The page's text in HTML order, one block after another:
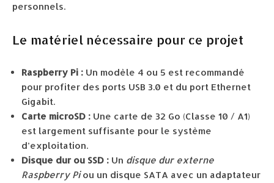
personnels.
Le matériel nécessaire pour ce projet
Raspberry Pi : Un modèle 4 ou 5 est recommandé
pour profiter des ports USB 3.0 et du port Ethernet
Gigabit.
Carte microSD : Une carte de 32 Go (Classe 10 / A1)
est largement suffisante pour le système
d’exploitation.
Disque dur ou SSD : Un disque dur externe
Raspberry Piou un disque SATA avec un adaptateur